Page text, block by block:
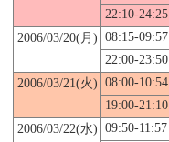
22:10-24:25
2006/03/20(月) 08:15-09:57
22:00-23:50
2006/03/21(火) 08:00-10:54
19:00-21:10
2006/03/22(水) 09:50-11:57